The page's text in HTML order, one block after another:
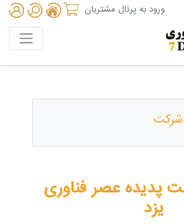
ورود به پرتال مشتریان
شرکت
پدیده عصر فناوری
یزد